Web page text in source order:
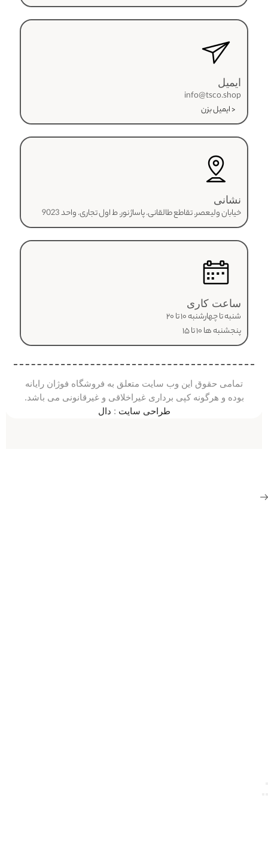
ایمیل
info@tsco.shop
< ایمیل بزن
نشانی
خیابان ولیعصر. تقاطع طالقانی. پاساژ نور. ط اول تجاری. واحد 9023
ساعت کاری
شنبه تا چهارشنبه ۱۰ تا ۲۰
پنجشنبه ها ۱۰ تا ۱۵
تمامی حقوق این وب سایت متعلق به فروشگاه فوژان رایانه
بوده و هرگونه کپی برداری غیراخلاقی و غیرقانونی می باشد.
طراحی سایت : دال